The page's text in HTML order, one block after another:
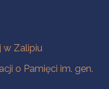
w Zalipiu
o Pamięci im. gen.